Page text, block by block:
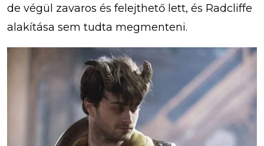
de végül zavaros és felejthető lett, és Radcliffe
alakítása sem tudta megmenteni.